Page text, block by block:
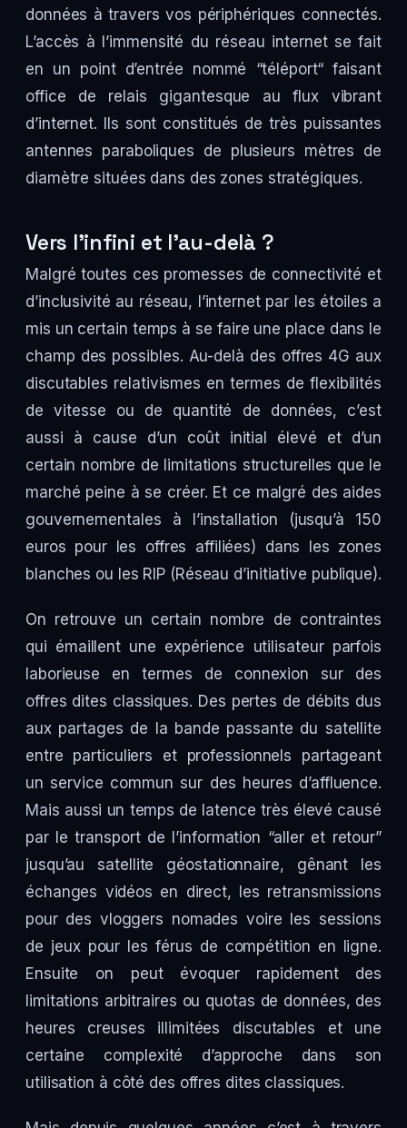
données à travers vos périphériques connectés.
L’accès à l’immensité du réseau internet se fait
en un point d’entrée nommé “téléport“ faisant
office de relais gigantesque au flux vibrant
d’internet. Ils sont constitués de très puissantes
antennes paraboliques de plusieurs mètres de
diamètre situées dans des zones stratégiques.
Vers l’infini et l’au-delà ?
Malgré toutes ces promesses de connectivité et
d’inclusivité au réseau, l’internet par les étoiles a
mis un certain temps à se faire une place dans le
champ des possibles. Au-delà des offres 4G aux
discutables relativismes en termes de flexibilités
de vitesse ou de quantité de données, c’est
aussi à cause d’un coût initial élevé et d’un
certain nombre de limitations structurelles que le
marché peine à se créer. Et ce malgré des aides
gouvernementales à l’installation (jusqu’à 150
euros pour les offres affiliées) dans les zones
blanches ou les RIP (Réseau d’initiative publique).
On retrouve un certain nombre de contraintes
qui émaillent une expérience utilisateur parfois
laborieuse en termes de connexion sur des
offres dites classiques. Des pertes de débits dus
aux partages de la bande passante du satellite
entre particuliers et professionnels partageant
un service commun sur des heures d’affluence.
Mais aussi un temps de latence très élevé causé
par le transport de l’information “aller et retour”
jusqu’au satellite géostationnaire, gênant les
échanges vidéos en direct, les retransmissions
pour des vloggers nomades voire les sessions
de jeux pour les férus de compétition en ligne.
Ensuite on peut évoquer rapidement des
limitations arbitraires ou quotas de données, des
heures creuses illimitées discutables et une
certaine complexité d’approche dans son
utilisation à côté des offres dites classiques.